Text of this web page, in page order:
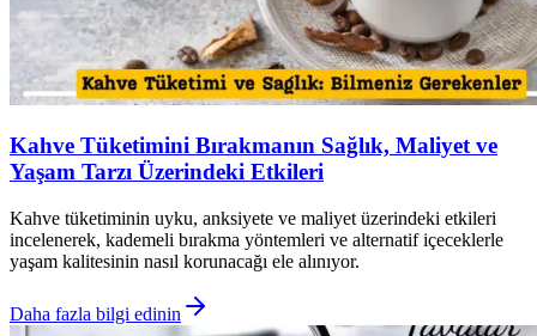
Kahve Tüketimini Bırakmanın Sağlık, Maliyet ve
Yaşam Tarzı Üzerindeki Etkileri
Kahve tüketiminin uyku, anksiyete ve maliyet üzerindeki etkileri
incelenerek, kademeli bırakma yöntemleri ve alternatif içeceklerle
yaşam kalitesinin nasıl korunacağı ele alınıyor.
Daha fazla bilgi edinin